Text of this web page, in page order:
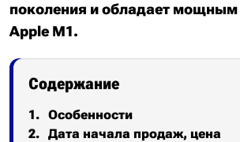
поколения и обладает
Apple M1.
Содержание
Особенности
Дата начала продаж, цена